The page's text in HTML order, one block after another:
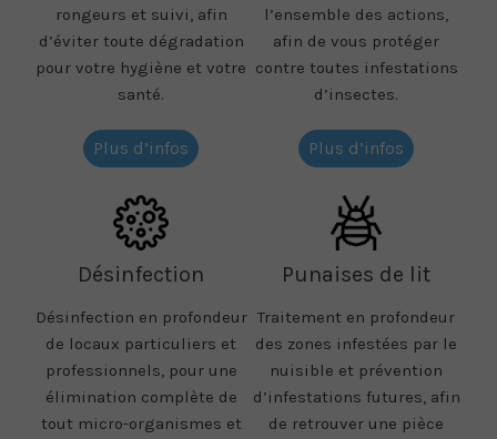
rongeurs et suivi, afin
d’éviter toute dégradation
pour votre hygiène et votre
santé.
Plus d’infos
l’ensemble des actions,
afin de vous protéger
contre toutes infestations
d’insectes.
Plus d’infos
Désinfection
Désinfection en profondeur
de locaux particuliers et
professionnels, pour une
élimination complète de
tout micro-organismes et
Punaises de lit
Traitement en profondeur
des zones infestées par le
nuisible et prévention
d’infestations futures, afin
de retrouver une pièce